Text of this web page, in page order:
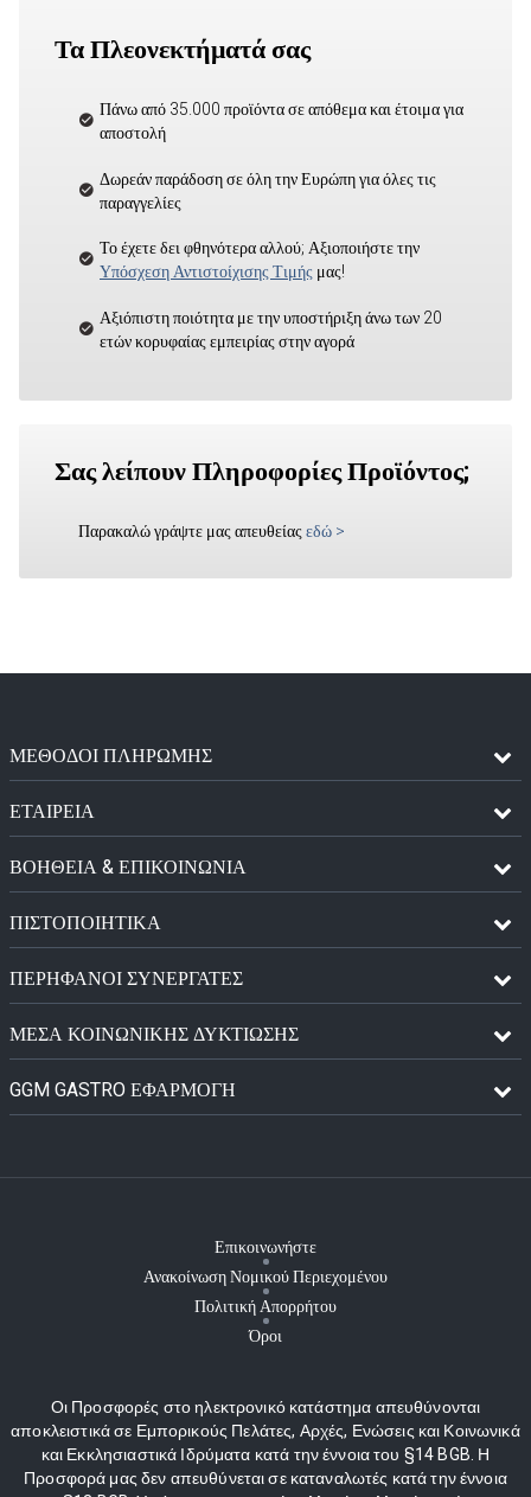
Τα Πλεονεκτήματά σας
Πάνω από 35.000 προϊόντα σε απόθεμα και έτοιμα για
αποστολή
Δωρεάν παράδοση σε όλη την Ευρώπη για όλες τις
παραγγελίες
Το έχετε δει φθηνότερα αλλού; Αξιοποιήστε την
Υπόσχεση Αντιστοίχισης Τιμής μας!
Αξιόπιστη ποιότητα με την υποστήριξη άνω των 20
ετών κορυφαίας εμπειρίας στην αγορά
Σας λείπουν Πληροφορίες Προϊόντος;
Παρακαλώ γράψτε μας απευθείας εδώ >
ΜΈΘΟΔΟΙ ΠΛΗΡΩΜΉΣ
ΕΤΑΙΡΕΙΑ
ΒΟΗΘΕΙΑ & ΕΠΙΚΟΙΝΩΝΙΑ
ΠΙΣΤΟΠΟΙΗΤΙΚΆ
ΠΕΡΉΦΑΝΟΙ ΣΥΝΕΡΓΆΤΕΣ
ΜΈΣΑ ΚΟΙΝΩΝΙΚΉΣ ΔΥΚΤΊΩΣΗΣ
GGM GASTRO ΕΦΑΡΜΟΓΉ
Επικοινωνήστε
Ανακοίνωση Νομικού Περιεχομένου
Πολιτική Απορρήτου
Όροι
Οι Προσφορές στο ηλεκτρονικό κατάστημα απευθύνονται
αποκλειστικά σε Εμπορικούς Πελάτες, Αρχές, Ενώσεις και Κοινωνικά
και Εκκλησιαστικά Ιδρύματα κατά την έννοια του §14 BGB. Η
Προσφορά μας δεν απευθύνεται σε καταναλωτές κατά την έννοια